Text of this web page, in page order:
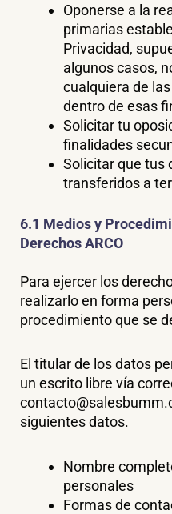
Oponerse a la
primarias
Privacidad,
algunos casos,
cualquiera de
dentro de esas
Solicitar tu
finalidades
Solicitar que tus
transferidos a
6.1 Medios y
Derechos ARCO
Para ejercer los
realizarlo en forma
procedimiento que se
El titular de los datos
un escrito libre vía
siguientes datos.
Nombre
personales
Formas de